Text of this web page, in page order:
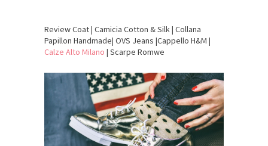
Review Coat | Camicia Cotton & Silk | Collana
Papillon Handmade| OVS Jeans |Cappello H&M |
Calze Alto Milano | Scarpe Romwe